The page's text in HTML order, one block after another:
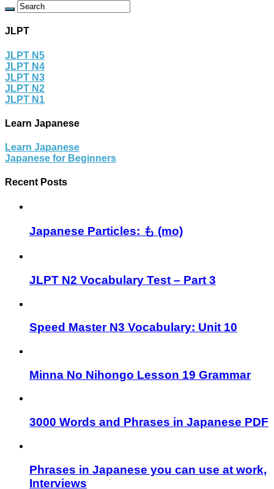
JLPT
JLPT N5
JLPT N4
JLPT N3
JLPT N2
JLPT N1
Learn Japanese
Learn Japanese
Japanese for Beginners
Recent Posts
Japanese Particles: も (mo)
JLPT N2 Vocabulary Test – Part 3
Speed Master N3 Vocabulary: Unit 10
Minna No Nihongo Lesson 19 Grammar
3000 Words and Phrases in Japanese PDF
Phrases in Japanese you can use at work,
Interviews